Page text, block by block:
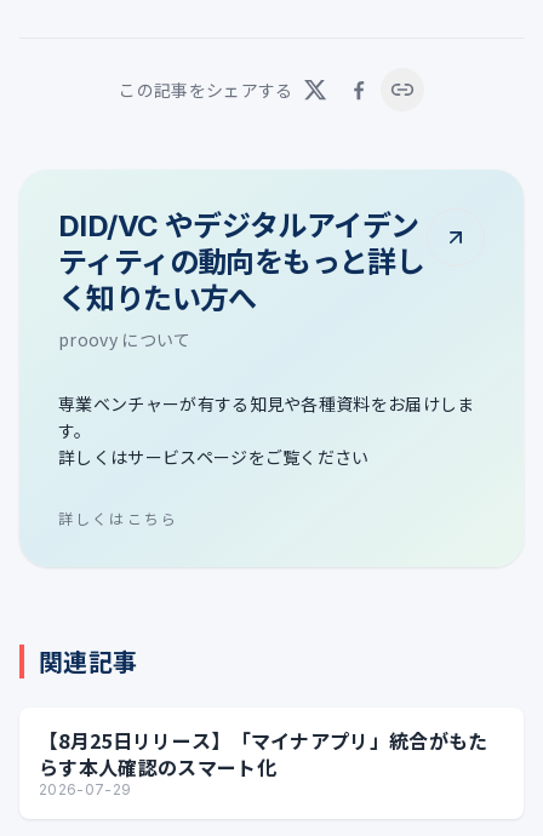
この記事をシェアする
DID/VC やデジタルアイデン
ティティの動向をもっと詳し
く知りたい方へ
proovy について
専業ベンチャーが有する知見や各種資料をお届けしま
す。
詳しくはサービスページをご覧ください
詳しくはこちら
関連記事
【8月25日リリース】「マイナアプリ」統合がもた
らす本人確認のスマート化
2026-07-29